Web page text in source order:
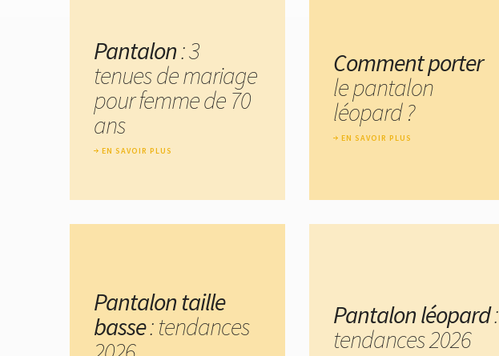
Pantalon: 3
tenues de mariage
pour femme de 70
ans
EN SAVOIR PLUS
Comment porter
le pantalon
léopard ?
EN SAVOIR PLUS
Pantalon taille
basse: tendances
Pantalon léopard:
tendances 2026